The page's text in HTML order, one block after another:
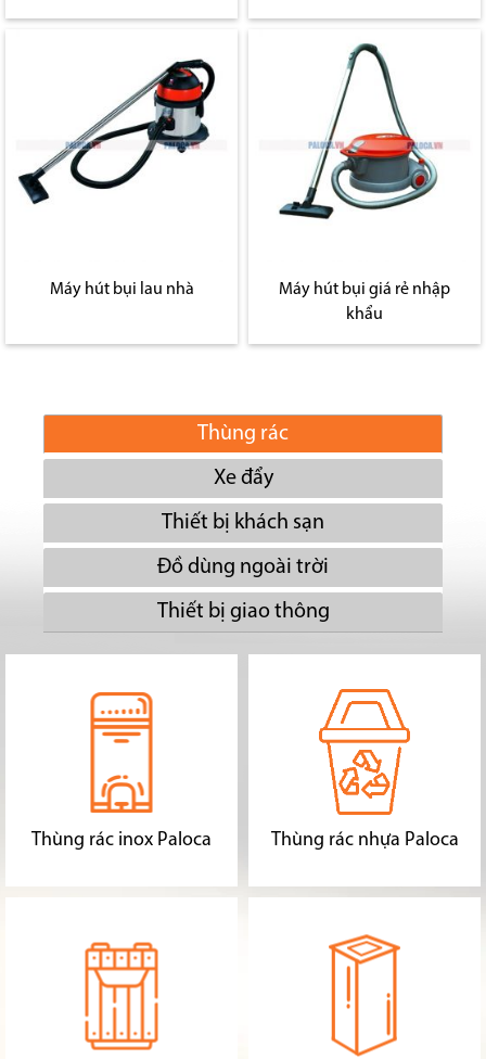
Máy hút bụi lau nhà
Máy hút bụi giá rẻ nhập
khẩu
Thùng rác
Xe đẩy
Thiết bị khách sạn
Đồ dùng ngoài trời
Thiết bị giao thông
Thùng rác inox Paloca Thùng rác nhựa Paloca